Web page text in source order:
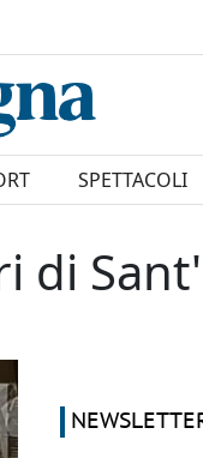
SPETTACOLI
di